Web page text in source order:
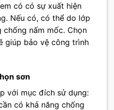
có có sự xuất hiện
Nếu có, có thể do lớp
chống nấm mốc. Chọn
giúp bảo vệ công trình
sơn
với mục đích sử dụng:
có khả năng chống